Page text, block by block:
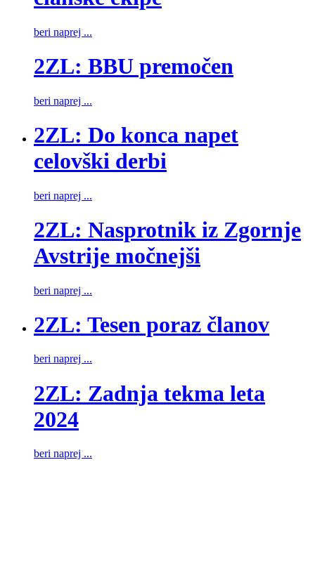
beri naprej ...
2ZL: BBU premočen
beri naprej ...
2ZL: Do konca napet
celovški derbi
beri naprej ...
2ZL: Nasprotnik iz Zgornje
Avstrije močnejši
beri naprej ...
2ZL: Tesen poraz članov
beri naprej ...
2ZL: Zadnja tekma leta
2024
beri naprej ...